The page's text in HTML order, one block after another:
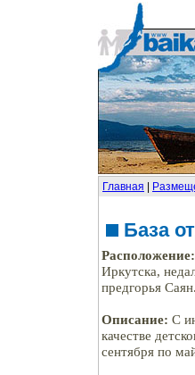
Главная
База
Расположение:
Иркутска,
предгорья Саян.
Описание: С
качестве
сентября по